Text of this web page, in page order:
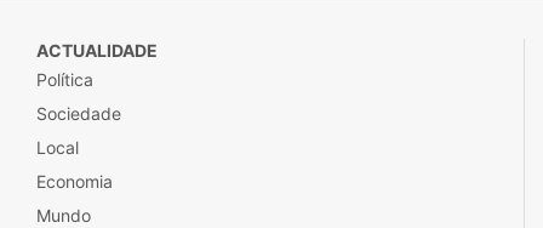
ACTUALIDADE
Política
Sociedade
Local
Economia
Mundo